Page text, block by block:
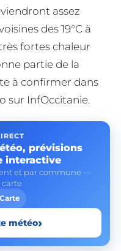
assez
des 19°C à
fortes chaleur
partie de la
à confirmer dans
sur InfOccitanie.
prévisions
interactive
et par commune —
carte
Carte
météo›